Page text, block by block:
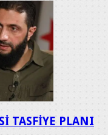
TASFİYE PLANI